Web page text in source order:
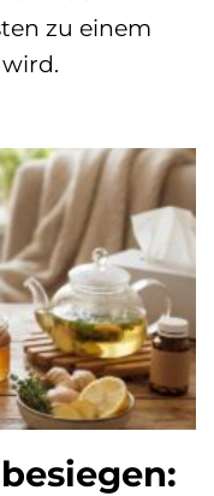
zu einem